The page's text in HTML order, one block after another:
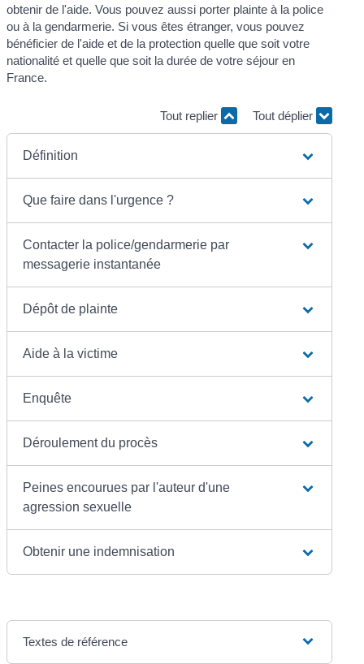
obtenir de l'aide. Vous pouvez aussi porter plainte à la police
ou à la gendarmerie. Si vous êtes étranger, vous pouvez
bénéficier de l'aide et de la protection quelle que soit votre
nationalité et quelle que soit la durée de votre séjour en
France.
Tout replier Tout déplier
Définition
Que faire dans l'urgence ?
Contacter la police/gendarmerie par
messagerie instantanée
Dépôt de plainte
Aide à la victime
Enquête
Déroulement du procès
Peines encourues par l'auteur d'une
agression sexuelle
Obtenir une indemnisation
Textes de référence